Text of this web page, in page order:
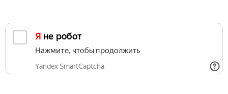
Я не робот
Нажмите, чтобы продолжить
Yandex SmartCaptcha